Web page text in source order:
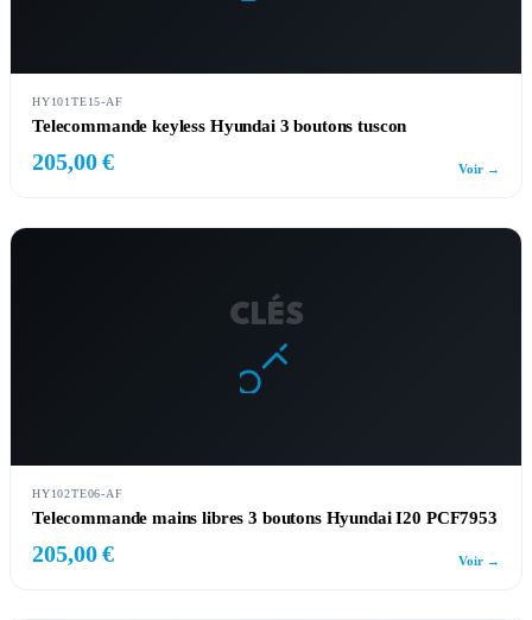
HY101TE15-AF
Telecommande keyless Hyundai 3 boutons tuscon
205,00 € Voir →
CLÉS
HY102TE06-AF
Telecommande mains libres 3 boutons Hyundai I20 PCF7953
205,00 € Voir →